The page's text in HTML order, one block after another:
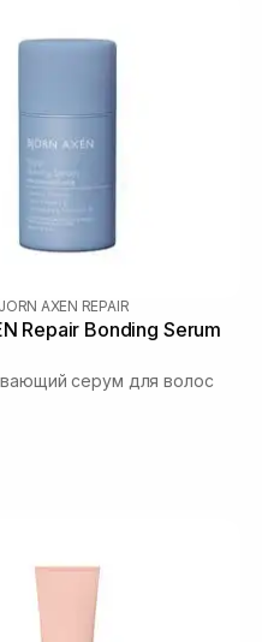
AXEN REPAIR
Repair Bonding Serum
серум для волос